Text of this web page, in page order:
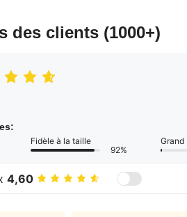
des clients (1000+)
Fidèle à la taille
92%
Grand
4,60